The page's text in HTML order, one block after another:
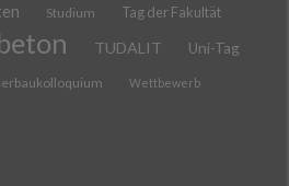
Studium Tag der Fakultät
TUDALIT Uni-Tag
Wettbewerb